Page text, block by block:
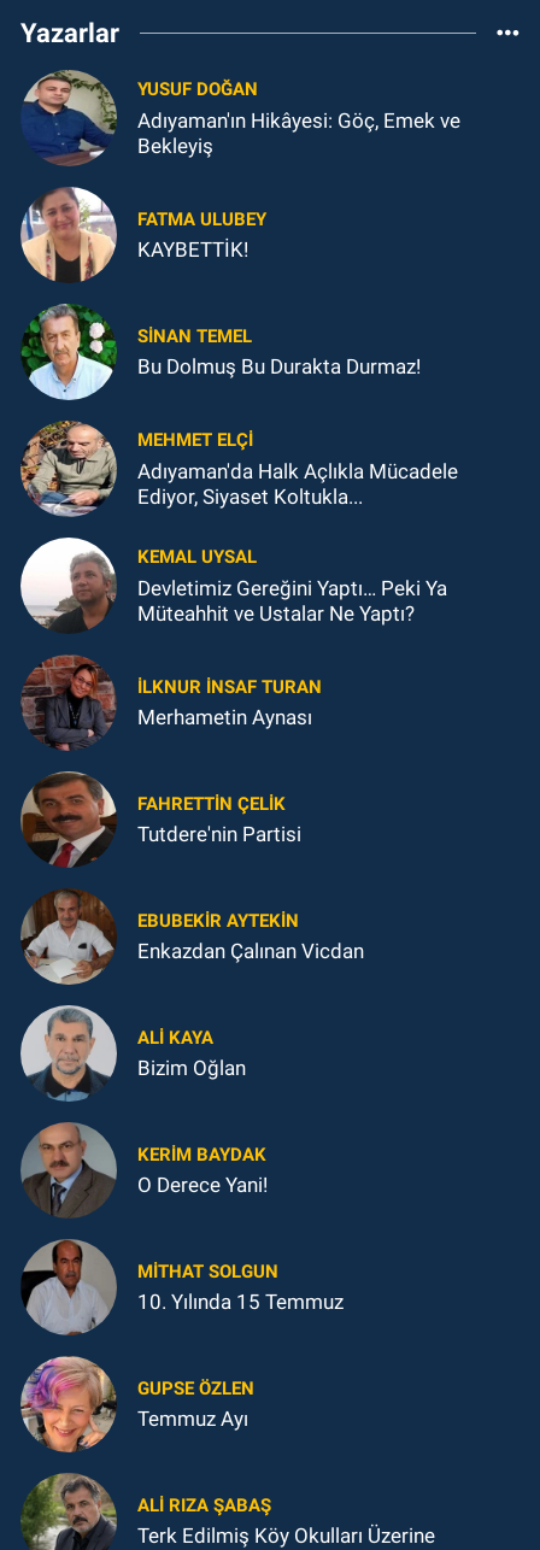
Yazarlar
YUSUF DOĞAN
Adıyaman'ın Hikâyesi: Göç, Emek ve
Bekleyiş
FATMA ULUBEY
KAYBETTİK!
SINAN TEMEL
Bu Dolmuş Bu Durakta Durmaz!
MEHMET ELÇI
Adıyaman'da Halk Açlıkla Mücadele
Ediyor, Siyaset Koltukla...
KEMAL UYSAL
Devletimiz Gereğini Yaptı… Peki Ya
Müteahhit ve Ustalar Ne Yaptı?
İLKNUR İNSAF TURAN
Merhametin Aynası
FAHRETTIN ÇELİK
Tutdere'nin Partisi
EBUBEKIR AYTEKIN
Enkazdan Çalınan Vicdan
ALI KAYA
Bizim Oğlan
KERIM BAYDAK
O Derece Yani!
MITHAT SOLGUN
10. Yılında 15 Temmuz
GUPSE ÖZLEN
Temmuz Ayı
ALI RIZA ŞABAŞ
Terk Edilmiş Köy Okulları Üzerine